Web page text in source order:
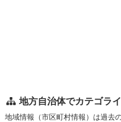
地方自治体でカテゴラ
地域情報（市区町村情報）は過去